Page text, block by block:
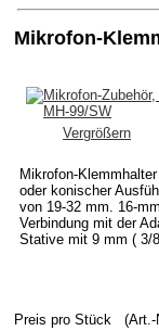
Mikrofon-
Vergrößern
Mikrofon-
oder konischer
von 19-32 mm. 16-
Verbindung mit der
Stative mit 9 mm ( 3/
Preis pro Stück (Art.-